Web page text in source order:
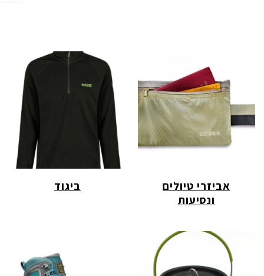
אביזרי טיולים
ונסיעות
ביגוד